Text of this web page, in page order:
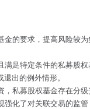
的要求，提高风险较
足特定条件的私募股
出的例外情形。
私募股权基金存在分
化了对关联交易的监